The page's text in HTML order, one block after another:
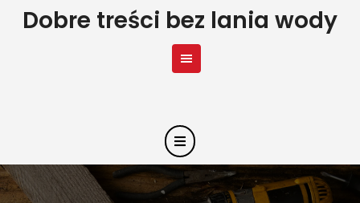
SkipDobre treści bez lania wody